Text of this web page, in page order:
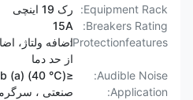
Equipment Rack:
رک 19 اینچی
Breakers Rating:
15A
Protectionfeatures:اضافه ولتاژ،
از حد دما
Audible Noise:
≤55db (a) (40 ℃)
Application:
صنعتی ،